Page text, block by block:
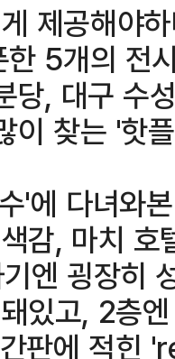
제공해야
5개의 전
당, 대구 수
이 찾는 '핫
'에 다녀와
감, 마치
엔 굉장히
있고, 2층
판에 적힌